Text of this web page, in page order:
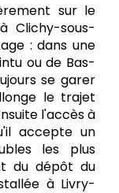
sur le
Clichy-sous-
: dans une
ou de Bas-
se garer
le trajet
l'accès à
accepte un
les plus
du dépôt du
à Livry-